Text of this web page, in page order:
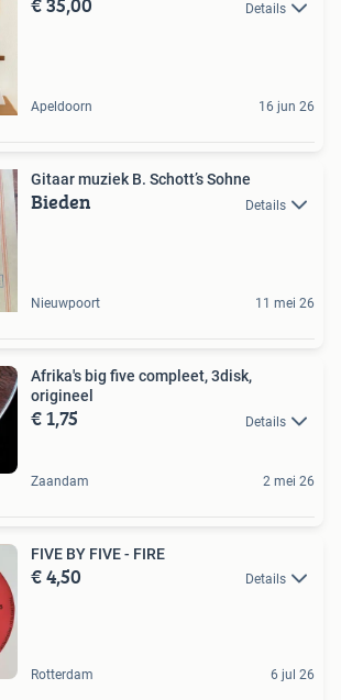
Details
Apeldoorn 16 jun 26
Gitaar muziek B. Schott’s Sohne
Bieden Details
Nieuwpoort 11 mei 26
Afrika's big five compleet, 3disk,
origineel
€ 1,75 Details
Zaandam 2 mei 26
FIVE BY FIVE - FIRE
€ 4,50 Details
Rotterdam 6 jul 26